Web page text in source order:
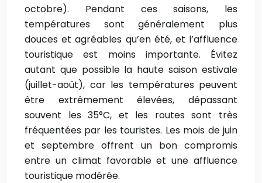
octobre). Pendant ces saisons, les
températures sont généralement plus
douces et agréables qu’en été, et l’affluence
touristique est moins importante. Évitez
autant que possible la haute saison estivale
(juillet-août), car les températures peuvent
être extrêmement élevées, dépassant
souvent les 35°C, et les routes sont très
fréquentées par les touristes. Les mois de juin
et septembre offrent un bon compromis
entre un climat favorable et une affluence
touristique modérée.